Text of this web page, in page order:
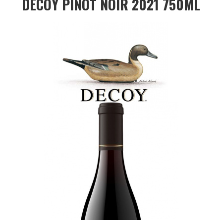
DECOY PINOT NOIR 2021 750ML